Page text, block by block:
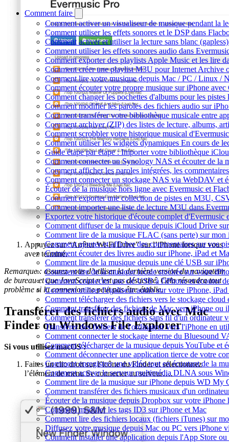
Comment faire
Comment activer un visualiseur de musique pendant la
Comment utiliser les effets sonores et le DSP dans
Comment activer et utiliser la lecture sans blanc
Comment utiliser les effets sonores audio dans
Comment exporter des playlists Apple Music et les lire
Comment créer une playlist M3U pour Internet Archive
Comment lire votre musique depuis Mac / PC / Linux /
Comment écouter votre propre musique sur iPhone avec
Comment changer les pochettes d'albums pour les
Comment modifier les paroles des fichiers audio sur
Comment transférer votre bibliothèque musicale entre
Comment archiver (ZIP) des listes de lecture, albums,
Comment scrobbler votre historique musical
Comment utiliser les widgets dynamiques En cours de
Guide étape par étape : Importer votre bibliothèque
Comment connecter un Synology NAS et écouter de la
Comment afficher les paroles intégrées, les
Comment connecter un stockage NAS via WebDAV et
Écouter de la musique hors ligne avec Evermusic et
Comment exporter une collection de pistes en M3U,
Comment importer une liste de lecture M3U dans
Exportez votre historique d'écoute complet d'Evermusic
Comment diffuser de la musique depuis iCloud Drive
Comment lire de la musique FLAC (sans perte) sur mon
Comment ajouter et afficher des commentaires sur vos
Comment écouter des livres audio sur iPhone, iPad et
Comment lire de la musique depuis une clé USB sur
Comment lire de la musique locale stockée sur votre
Comment connecter une clé USB à l'iPhone et écouter
Comment utiliser l'égaliseur audio sur votre iPhone,
Comment télécharger des fichiers vers le stockage
Comment transférer des fichiers de Mac vers iPhone ou
Comment transférer des fichiers sans fil d'un ordinateur
Transférer des fichiers de l'ordinateur vers l'iPhone en
Comment connecter le stockage interne du Bluesound
Comment télécharger de la musique depuis YouTube et
Comment déconnecter une application tierce de votre
Comment enregistrer une vidéo tout en écoutant de la
Comment activer le serveur multimédia DLNA sous
Comment lire de la musique sur iPhone depuis WD My
Comment transférer des fichiers musicaux d'un
Écouter de la musique depuis Dropbox sur votre iPhone
Comment modifier les tags ID3 sur iPhone et Mac
Comment lire des fichiers locaux (fichiers iTunes) sur
Diffusez votre musique depuis Mac ou PC vers iPhone
Comment installer une application depuis l'App Store
Appuyez sur “Arrêter Wi-Fi Drive” sur l’iPhone lorsque vous
avez terminé.
Remarque : assurez-vous d’utiliser la dernière version du navigateur
de bureau et que JavaScript n’est pas désactivé. Cela résoudra tout
problème si la connexion ne peut pas être établie.
Transférer des fichiers audio avec Mac
Finder ou Windows File Explorer
Si vous utilisez macOS :
Faites un clic droit sur l’icône du Finder et sélectionnez
l’élément de menu Se connecter au serveur….